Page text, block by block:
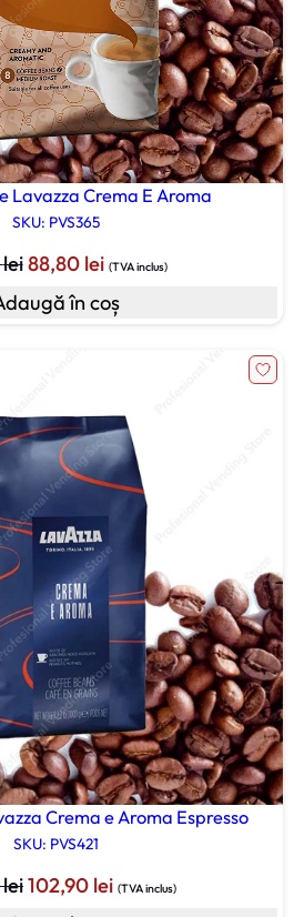
Lavazza Crema E Aroma
SKU: PVS365
leiPrețul
inițial
a
88,80 leiPrețul
este:
(TVA inclus)
în coș
Crema e Aroma Espresso
SKU: PVS421
leiPrețul
inițial
102,90 leiPrețul
(TVA inclus)